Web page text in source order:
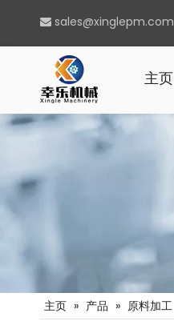
 sales@xinglepm.com
主页
主页 » 产品 » 原料加工